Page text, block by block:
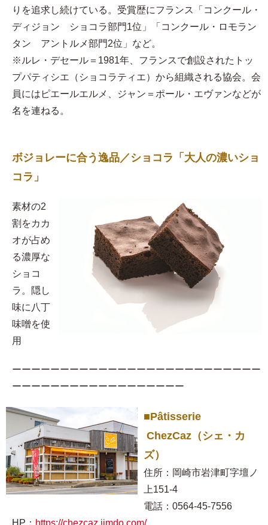
りを追求し続けている。受賞歴にフランス「コンクール・
ディジョン ショコラ部門1位」「コンクール・ロモラン
タン アントルメ部門2位」など。
※ルレ・デセール＝1981年、フランスで創設されたトッ
プパティシエ（ショコラティエ）から組織される協会。会
員にはピエールエルメ、ジャン＝ポール・エヴァンなどが
名を連ねる。
ボジョレーに合う逸品／ショコラ「大人の濃いショ
コラ」
素材の2
割をカカ
オが占め
る濃厚な
ショコ
ラ。隠し
味に八丁
味噌を使
用​
ーーーーーーーーーーーーーーーーーーーーーーーーーー
ーーーーーーーーーーーーーーーーーー
■Pâtisserie
ChezCaz（シェ・カ
ズ）
住所：岡崎市岩津町字壇ノ
上151-4
電話：0564-45-7556
HP： https://chezcaz.jimdo.com/